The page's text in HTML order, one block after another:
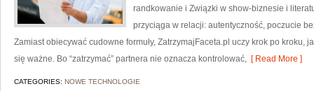
randkowanie i Związki w show-biznesie i
przyciąga w relacji: autentyczność, poczucie
Zamiast obiecywać cudowne formuły, ZatrzymajFaceta.pl uczy krok po kroku,
się ważne. Bo “zatrzymać” partnera nie oznacza kontrolować, [ Read More ]
CATEGORIES: NOWE TECHNOLOGIE